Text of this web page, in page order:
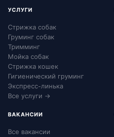
УСЛУГИ
Стрижка собак
Груминг собак
Тримминг
Мойка собак
Стрижка кошек
Гигиенический груминг
Экспресс-линька
Все услуги →
ВАКАНСИИ
Все вакансии